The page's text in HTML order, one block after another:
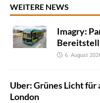
WEITERE NEWS
Imagry:
6. August
Uber: Grünes Licht
London